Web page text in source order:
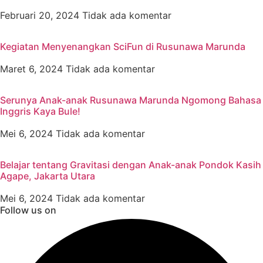
Februari 20, 2024 Tidak ada komentar
Kegiatan Menyenangkan SciFun di Rusunawa Marunda
Maret 6, 2024 Tidak ada komentar
Serunya Anak-anak Rusunawa Marunda Ngomong Bahasa
Inggris Kaya Bule!
Mei 6, 2024 Tidak ada komentar
Belajar tentang Gravitasi dengan Anak-anak Pondok Kasih
Agape, Jakarta Utara
Mei 6, 2024 Tidak ada komentar
Follow us on